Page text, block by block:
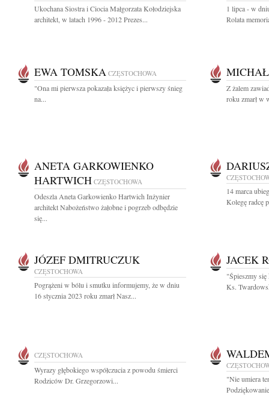
Ukochana Siostra i Ciocia Małgorzata Kołodziejska
architekt, w latach 1996 - 2012 Prezes...
1 lipca - w
Rolata
EWA TOMSKA CZĘSTOCHOWA
"Ona mi pierw­sza po­ka­za­ła księ­życ i pierw­szy śnieg
na...
Z żalem
roku zmarł w
ANETA GARKOWIENKO
HARTWICH CZĘSTOCHOWA
Odeszla Aneta Garkowienko Hartwich Inżynier
architekt Nabożeństwo żałobne i pogrzeb odbędzie
się...
14 marca
Kolegę radcę
JÓZEF DMITRUCZUK
CZĘSTOCHOWA
Pogrążeni w bólu i smutku informujemy, że w dniu
16 stycznia 2023 roku zmarł Nasz...
JACEK
"Śpieszmy
Ks.
CZĘSTOCHOWA
Wyrazy głębokiego współczucia z powodu śmierci
Rodziców Dr. Grzegorzowi...
"Nie umiera